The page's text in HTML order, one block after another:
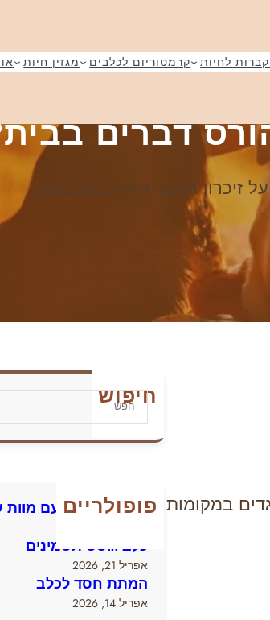
לחיות קרמטוריום לכלבים מגזין חיות
דברים
זיכרון החבר האהוב בלבכם.
במקומות
חיפוש
S
e
a
h
פופולריים
איך להתמודד עם
כלב גוסס תסמינים
אפריל 21, 2026
המתת חסד לכלב
אפריל 14, 2026